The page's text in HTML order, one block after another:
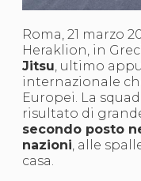
Roma, 21 marzo
Heraklion, in
Jitsu, ultimo
internazionale
Europei. La
risultato di
secondo posto
nazioni, alle
casa.